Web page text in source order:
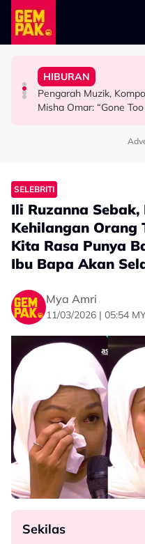
Skip to main content
VIRAL
Tular Detik Pilu Di
Meninggal Dunia
HIBURAN
Pengarah Muzik,
Misha Omar: “Gone
SELEBRITI
Stacy Rindu Zaman
Gelagat Penari Ketika
SELEBRITI
Bukan Penyanyi Ego,
"Ini Namanya Penyanyi
SELEBRITI
Ili Ruzanna
Kehilangan Orang
Kita Rasa Punya
Ibu Bapa Akan
Mya Amri
11/03/2026 | 05:54
Sekilas